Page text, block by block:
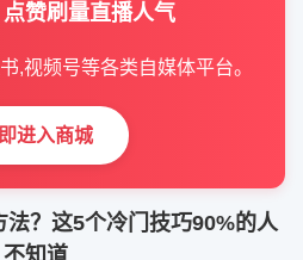
赞刷量直播人气
,视频号等各类自媒体平台。
进入商城
？这5个冷门技巧90%的人
不知道